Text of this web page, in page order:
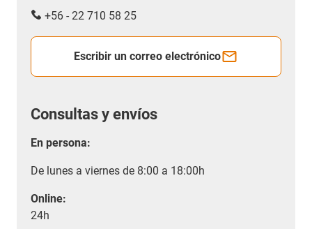
+56 - 22 710 58 25
Escribir un correo electrónico
Consultas y envíos
En persona:
De lunes a viernes de 8:00 a 18:00h
Online:
24h